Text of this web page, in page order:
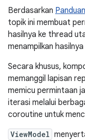
Berdasarkan
topik ini membuat
hasilnya ke thread
menampilkan
Secara khusus,
memanggil lapisan
memicu permintaan
iterasi melalui
coroutine untuk
ViewModel